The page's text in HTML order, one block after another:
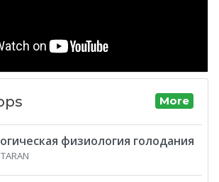
More
физиология голодания